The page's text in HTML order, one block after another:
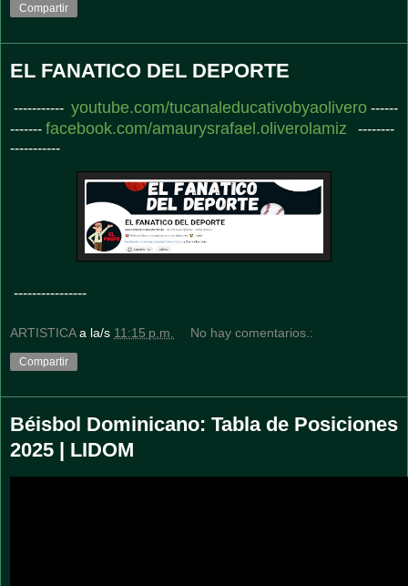
Compartir
EL FANATICO DEL DEPORTE
----------- youtube.com/tucanaleducativobyaolivero ------
------- facebook.com/amaurysrafael.oliverolamiz
--------
-----------
----------------
ARTISTICA a la/s 11:15 p.m. No hay comentarios.:
Compartir
Béisbol Dominicano: Tabla de Posiciones
2025 | LIDOM